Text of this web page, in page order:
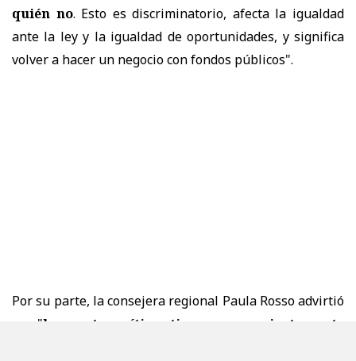
quién no. Esto es discriminatorio, afecta la igualdad
ante la ley y la igualdad de oportunidades, y significa
volver a hacer un negocio con fondos públicos".
Por su parte, la consejera regional Paula Rosso advirtió
que "los puntos críticos tienen que ver justamente